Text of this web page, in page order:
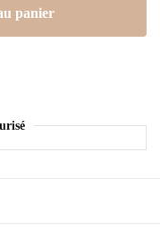
panier